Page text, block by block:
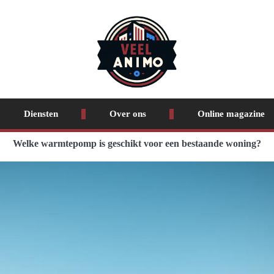
Diensten Over ons Online magazine
Welke warmtepomp is geschikt voor een bestaande woning?